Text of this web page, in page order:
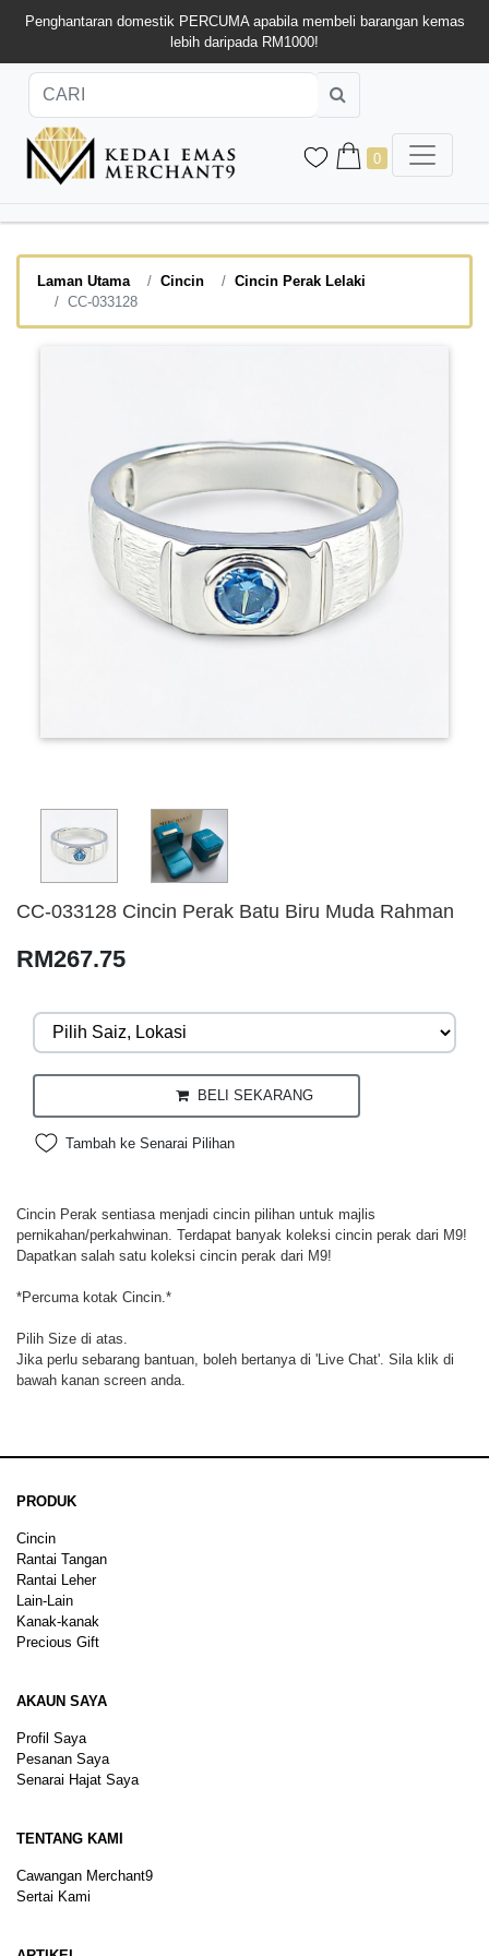
Penghantaran domestik PERCUMA apabila membeli barangan kemas
lebih daripada RM1000!
0
Laman Utama Cincin
Cincin Perak Lelaki
CC-033128
CC-033128 Cincin Perak Batu Biru Muda Rahman
RM267.75
BELI SEKARANG
Tambah ke Senarai Pilihan
Cincin Perak sentiasa menjadi cincin pilihan untuk majlis
pernikahan/perkahwinan. Terdapat banyak koleksi cincin perak dari M9!
Dapatkan salah satu koleksi cincin perak dari M9!
*Percuma kotak Cincin.*
Pilih Size di atas.
Jika perlu sebarang bantuan, boleh bertanya di 'Live Chat'. Sila klik di
bawah kanan screen anda.
PRODUK
Cincin
Rantai Tangan
Rantai Leher
Lain-Lain
Kanak-kanak
Precious Gift
AKAUN SAYA
Profil Saya
Pesanan Saya
Senarai Hajat Saya
TENTANG KAMI
Cawangan Merchant9
Sertai Kami